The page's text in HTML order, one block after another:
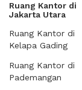
Ruang Kantor di
Jakarta Utara
Ruang Kantor di
Kelapa Gading
Ruang Kantor di
Pademangan